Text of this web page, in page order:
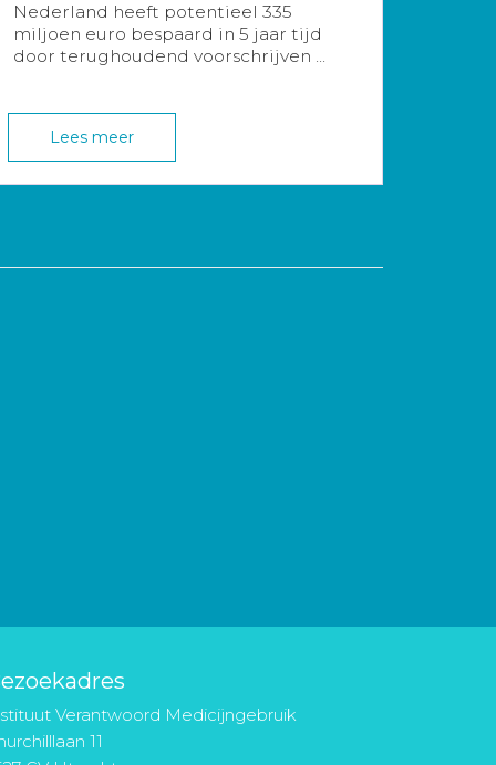
Nederland heeft potentieel 335
miljoen euro bespaard in 5 jaar tijd
door terughoudend voorschrijven ...
Lees meer
Verantwoord Medicijngebruik
11